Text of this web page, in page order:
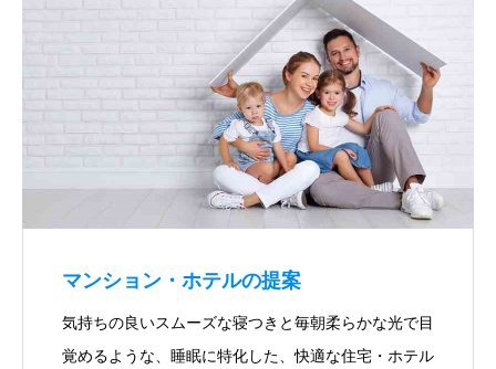
マンション・ホテルの提案
気持ちの良いスムーズな寝つきと毎朝柔らかな光で目
覚めるような、睡眠に特化した、快適な住宅・ホテル